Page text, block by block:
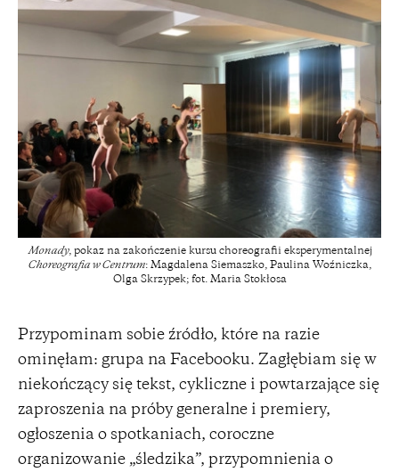
Monady, pokaz na zakończenie kursu choreografii eksperymentalnej
Choreografia w Centrum: Magdalena Siemaszko, Paulina Woźniczka,
Olga Skrzypek; fot. Maria Stokłosa
Przypominam sobie źródło, które na razie
ominęłam: grupa na Facebooku. Zagłębiam się w
niekończący się tekst, cykliczne i powtarzające się
zaproszenia na próby generalne i premiery,
ogłoszenia o spotkaniach, coroczne
organizowanie „śledzika”, przypomnienia o